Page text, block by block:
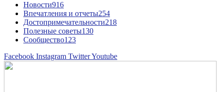
Новости916
Впечатления и отчеты254
Достопримечательности218
Полезные советы130
Сообщество123
Facebook Instagram TwitterYoutube